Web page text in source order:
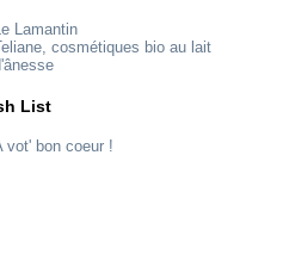
Le Lamantin
cosmétiques bio au lait
List
vot' bon coeur !